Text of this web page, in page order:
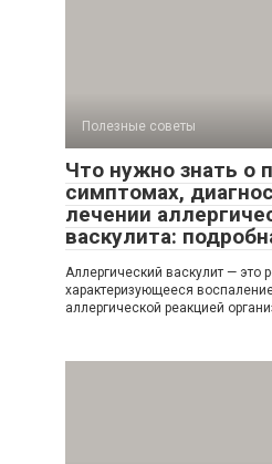
Полезные советы
Что нужно знать о
симптомах,
лечении
васкулита:
Аллергический васкулит — это
характеризующееся
аллергической реакцией